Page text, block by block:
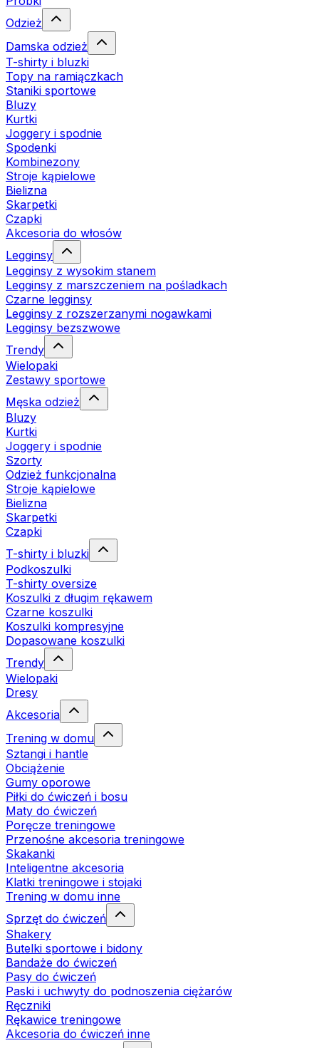
Odzież
Damska odzież
T-shirty i bluzki
Topy na ramiączkach
Staniki sportowe
Bluzy
Kurtki
Joggery i spodnie
Spodenki
Kombinezony
Stroje kąpielowe
Bielizna
Skarpetki
Czapki
Akcesoria do włosów
Legginsy
Legginsy z wysokim stanem
Legginsy z marszczeniem na pośladkach
Czarne legginsy
Legginsy z rozszerzanymi nogawkami
Legginsy bezszwowe
Trendy
Wielopaki
Zestawy sportowe
Męska odzież
Bluzy
Kurtki
Joggery i spodnie
Szorty
Odzież funkcjonalna
Stroje kąpielowe
Bielizna
Skarpetki
Czapki
T-shirty i bluzki
Podkoszulki
T-shirty oversize
Koszulki z długim rękawem
Czarne koszulki
Koszulki kompresyjne
Dopasowane koszulki
Trendy
Wielopaki
Dresy
Akcesoria
Trening w domu
Sztangi i hantle
Obciążenie
Gumy oporowe
Piłki do ćwiczeń i bosu
Maty do ćwiczeń
Poręcze treningowe
Przenośne akcesoria treningowe
Skakanki
Inteligentne akcesoria
Klatki treningowe i stojaki
Trening w domu inne
Sprzęt do ćwiczeń
Shakery
Butelki sportowe i bidony
Bandaże do ćwiczeń
Pasy do ćwiczeń
Paski i uchwyty do podnoszenia ciężarów
Ręczniki
Rękawice treningowe
Akcesoria do ćwiczeń inne